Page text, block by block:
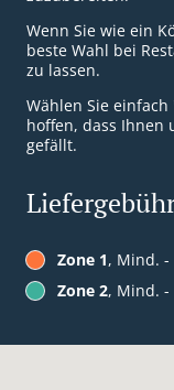
Wenn Sie wie ein
beste Wahl bei
zu lassen.
Wählen Sie
hoffen, dass Ihnen
gefällt.
Zone 1, Mind. -
Zone 2, Mind. -